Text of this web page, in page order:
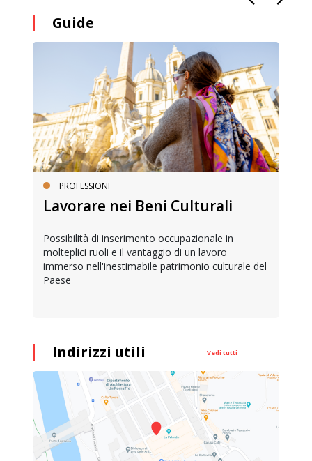
Guide
PROFESSIONI
Lavorare nei Beni Culturali
Possibilità di inserimento occupazionale in
molteplici ruoli e il vantaggio di un lavoro
immerso nell'inestimabile patrimonio culturale del
Paese
Indirizzi utili Vedi tutti